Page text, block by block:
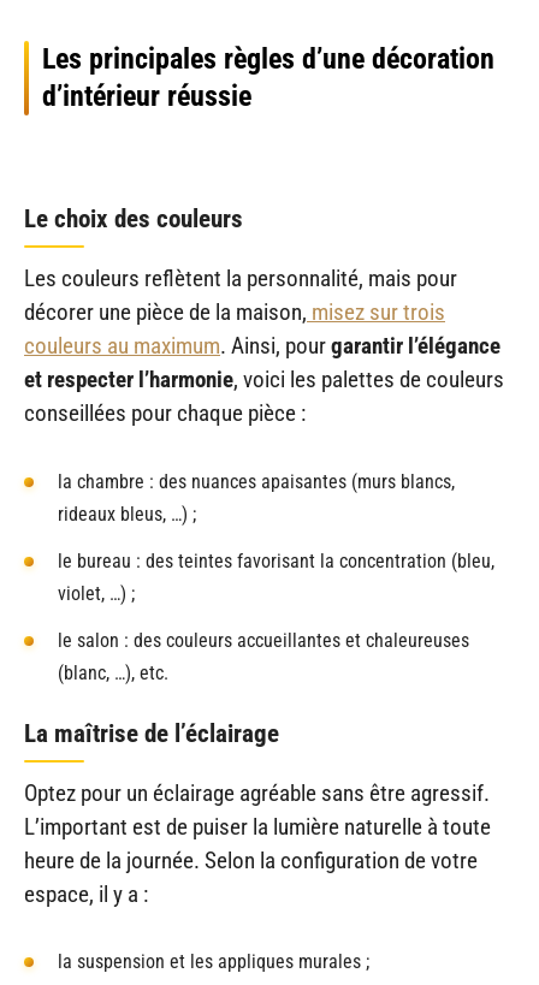
Les principales règles d’une décoration
d’intérieur réussie
Le choix des couleurs
Les couleurs reflètent la personnalité, mais pour
décorer une pièce de la maison, misez sur trois
couleurs au maximum. Ainsi, pourgarantir l’élégance
et respecter l’harmonie, voici les palettes de couleurs
conseillées pour chaque pièce :
la chambre : des nuances apaisantes (murs blancs,
rideaux bleus, …) ;
le bureau : des teintes favorisant la concentration (bleu,
violet, …) ;
le salon : des couleurs accueillantes et chaleureuses
(blanc, …), etc.
La maîtrise de l’éclairage
Optez pour un éclairage agréable sans être agressif.
L’important est de puiser la lumière naturelle à toute
heure de la journée. Selon la configuration de votre
espace, il y a :
la suspension et les appliques murales ;